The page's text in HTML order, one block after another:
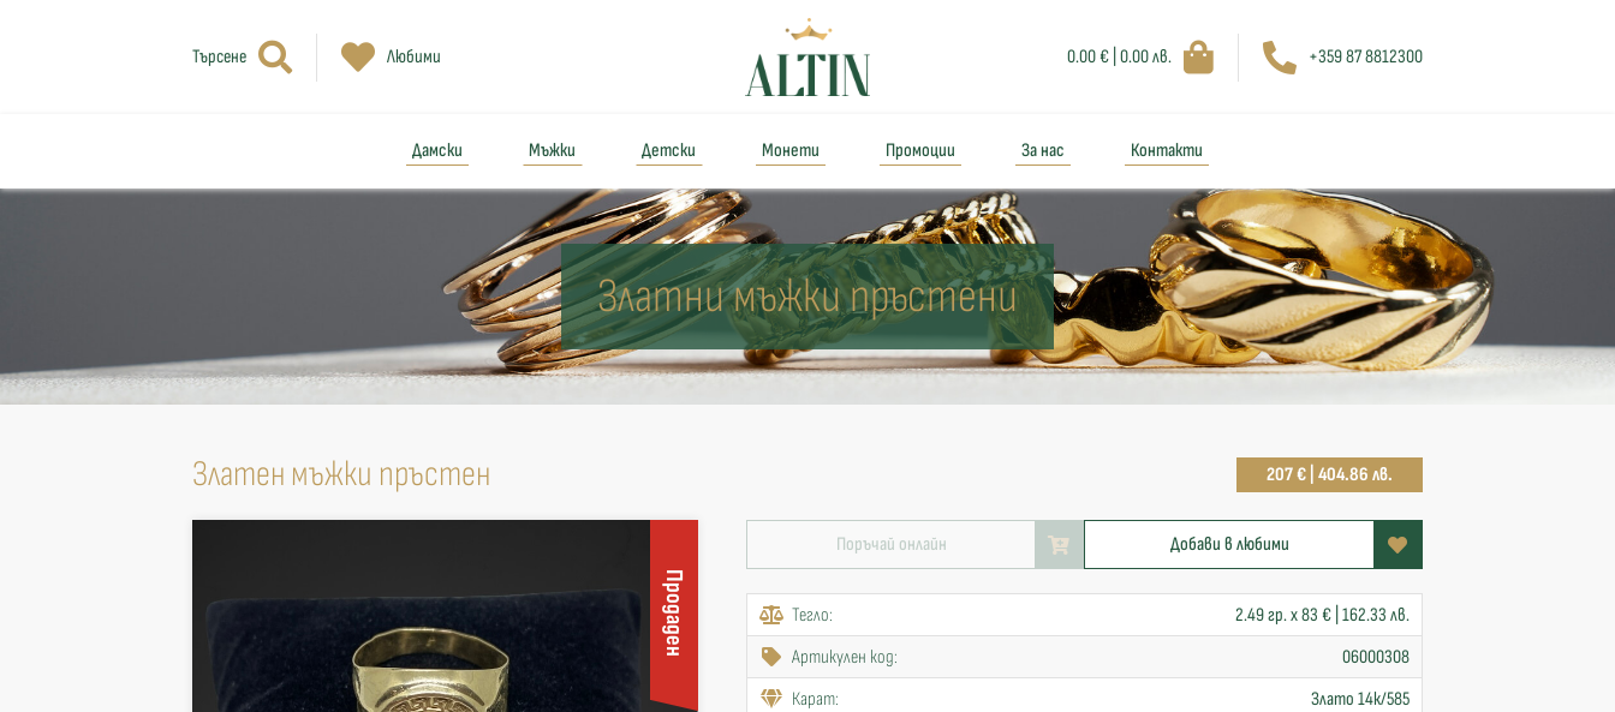
Търсене Любими 0.00 € | 0.00 лв. +359 87 8812300
Дамски Мъжки Детски Монети Промоции За нас Контакти
Златни мъжки пръстени
Златен мъжки пръстен 207 € | 404.86 лв.
Продаден
Поръчай онлайн Добави в любими
Тегло:
2.49 гр. x 83 € | 162.33 лв.
Артикулен код:
06000308
Карат:
Злато 14к/585